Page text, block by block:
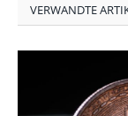
VERWANDTE